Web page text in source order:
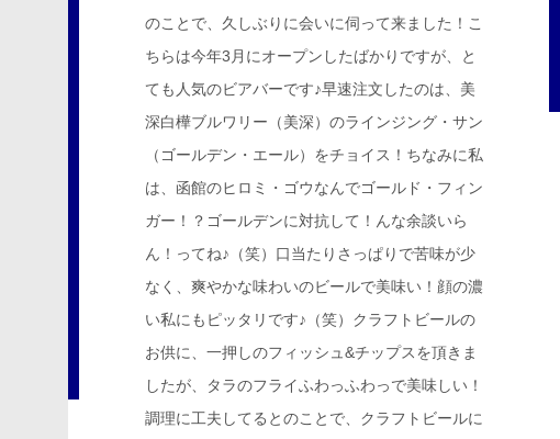
のことで、久しぶりに会いに伺って来ました！こ
ちらは今年3月にオープンしたばかりですが、と
ても人気のビアバーです♪早速注文したのは、美
深白樺ブルワリー（美深）のラインジング・サン
（ゴールデン・エール）をチョイス！ちなみに私
は、函館のヒロミ・ゴウなんでゴールド・フィン
ガー！？ゴールデンに対抗して！んな余談いら
ん！ってね♪（笑）口当たりさっぱりで苦味が少
なく、爽やかな味わいのビールで美味い！顔の濃
い私にもピッタリです♪（笑）クラフトビールの
お供に、一押しのフィッシュ&チップスを頂きま
したが、タラのフライふわっふわっで美味しい！
調理に工夫してるとのことで、クラフトビールに